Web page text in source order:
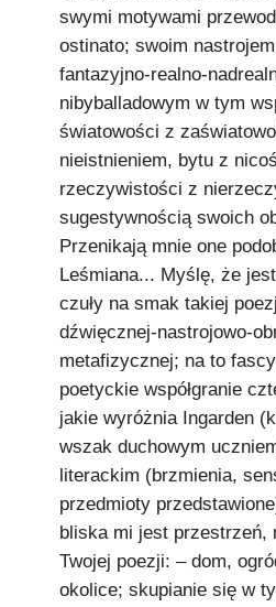
swymi motywami
ostinato; swoim
fantazyjno-realno-
nibyballadowym w tym
światowości z
nieistnieniem, bytu z
rzeczywistości z
sugestywnością swoich
Przenikają mnie one
Leśmiana... Myślę, że
czuły na smak takiej
dźwięcznej-nastrojowo-
metafizycznej; na to
poetyckie współgranie
jakie wyróżnia Ingarden
wszak duchowym
literackim (brzmienia,
przedmioty
bliska mi jest przestrzeń,
Twojej poezji: – dom,
okolice; skupianie się w